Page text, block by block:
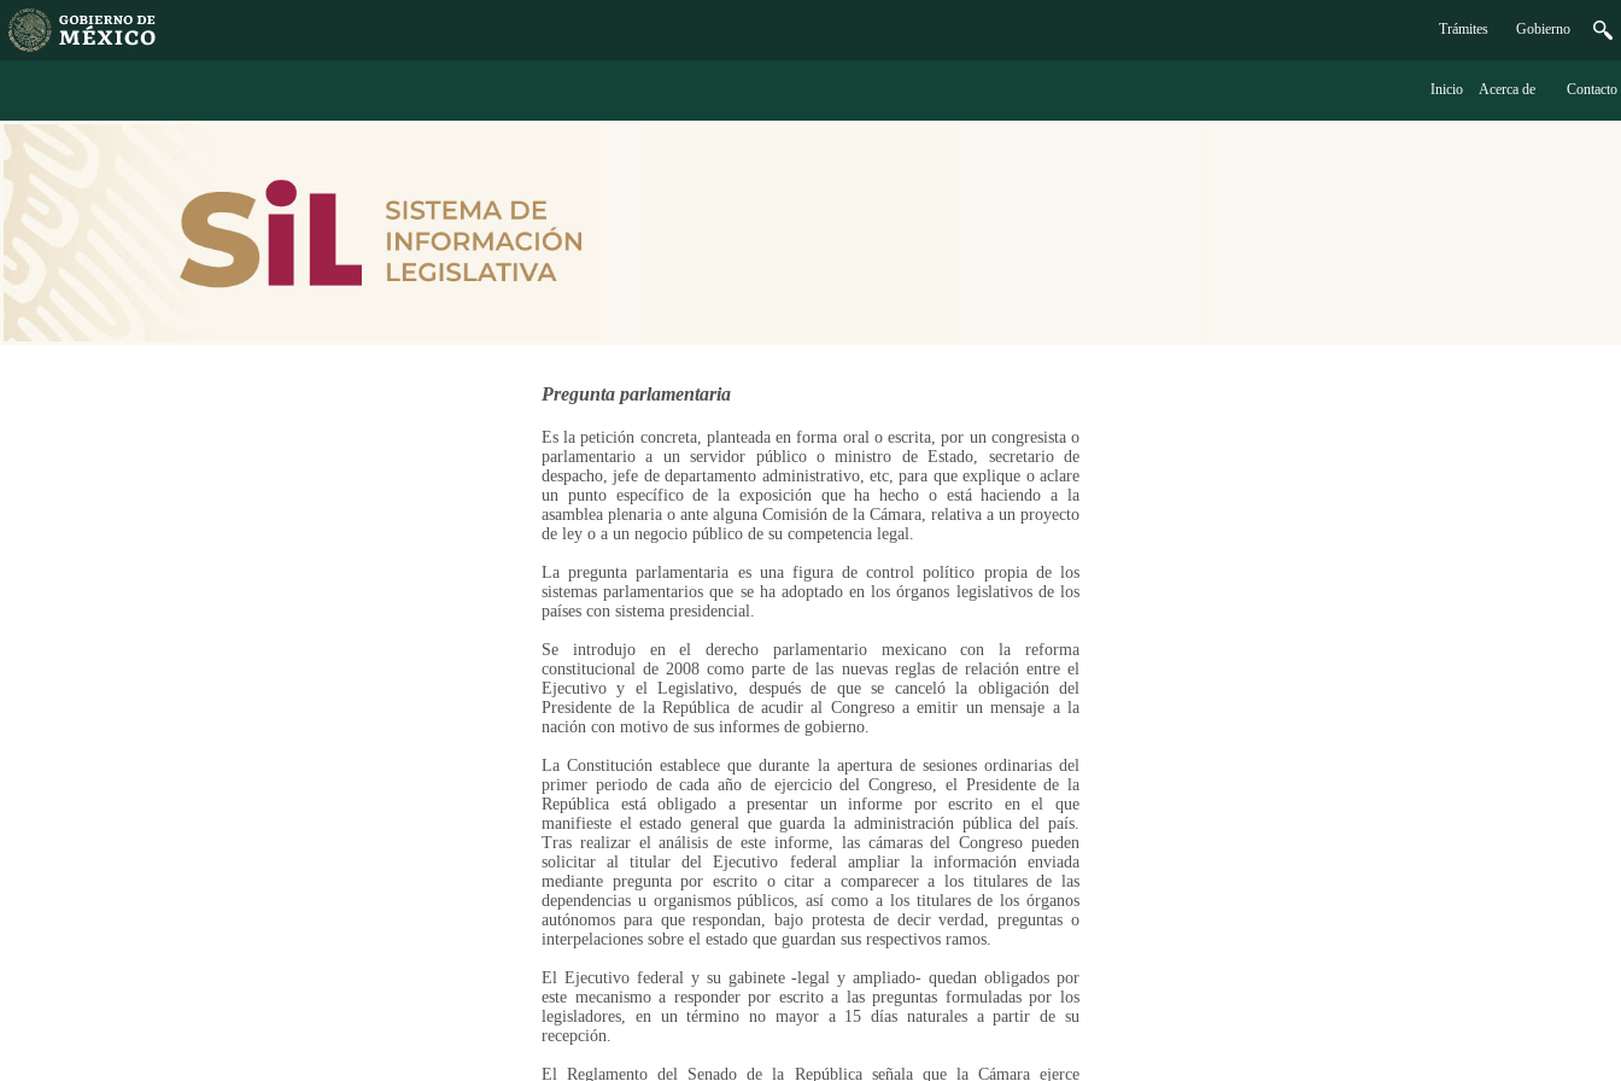
Trámites Gobierno
Inicio Acerca de Contacto
Pregunta parlamentaria
Es la petición concreta, planteada en forma oral o escrita, por un congresista o
parlamentario a un servidor público o ministro de Estado, secretario de
despacho, jefe de departamento administrativo, etc, para que explique o aclare
un punto específico de la exposición que ha hecho o está haciendo a la
asamblea plenaria o ante alguna Comisión de la Cámara, relativa a un proyecto
de ley o a un negocio público de su competencia legal.
La pregunta parlamentaria es una figura de control político propia de los
sistemas parlamentarios que se ha adoptado en los órganos legislativos de los
países con sistema presidencial.
Se introdujo en el derecho parlamentario mexicano con la reforma
constitucional de 2008 como parte de las nuevas reglas de relación entre el
Ejecutivo y el Legislativo, después de que se canceló la obligación del
Presidente de la República de acudir al Congreso a emitir un mensaje a la
nación con motivo de sus informes de gobierno.
La Constitución establece que durante la apertura de sesiones ordinarias del
primer periodo de cada año de ejercicio del Congreso, el Presidente de la
República está obligado a presentar un informe por escrito en el que
manifieste el estado general que guarda la administración pública del país.
Tras realizar el análisis de este informe, las cámaras del Congreso pueden
solicitar al titular del Ejecutivo federal ampliar la información enviada
mediante pregunta por escrito o citar a comparecer a los titulares de las
dependencias u organismos públicos, así como a los titulares de los órganos
autónomos para que respondan, bajo protesta de decir verdad, preguntas o
interpelaciones sobre el estado que guardan sus respectivos ramos.
El Ejecutivo federal y su gabinete -legal y ampliado- quedan obligados por
este mecanismo a responder por escrito a las preguntas formuladas por los
legisladores, en un término no mayor a 15 días naturales a partir de su
recepción.
El Reglamento del Senado de la República señala que la Cámara ejerce